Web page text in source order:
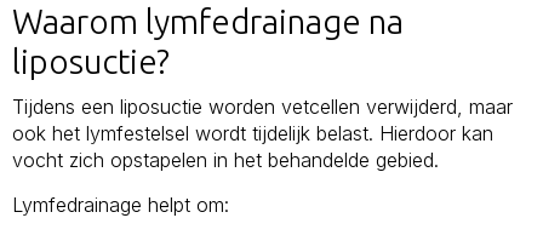
Waarom lymfedrainage na
liposuctie?
Tijdens een liposuctie worden vetcellen verwijderd, maar
ook het lymfestelsel wordt tijdelijk belast. Hierdoor kan
vocht zich opstapelen in het behandelde gebied.
Lymfedrainage helpt om: